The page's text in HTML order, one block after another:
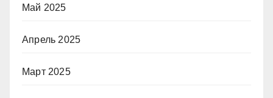
Май 2025
Апрель 2025
Март 2025